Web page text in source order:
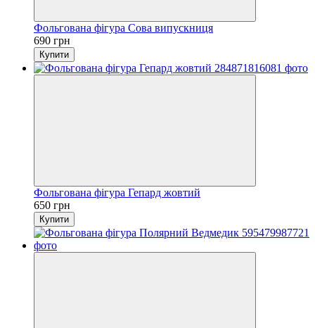
Фольгована фігура Сова випускниця
690 грн
Купити
Фольгована фігура Гепард жовтий
650 грн
Купити